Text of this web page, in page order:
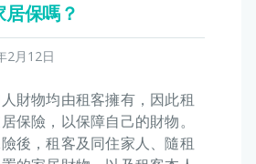
保嗎？
2月12日
財物均由租客擁有，因此租
保險，以保障自己的財物。
後，租客及同住家人、隨租